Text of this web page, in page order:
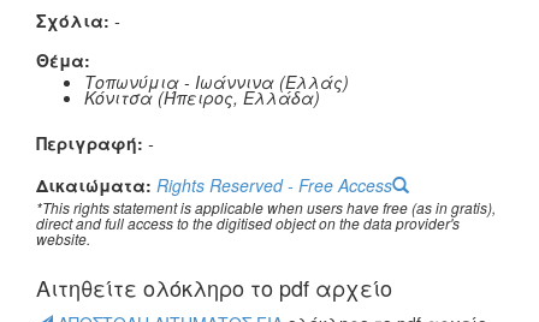
Σχόλια: -
Θέμα:
Τοπωνύμια - Ιωάννινα (Ελλάς)
Κόνιτσα (Ήπειρος, Ελλάδα)
Περιγραφή: -
Δικαιώματα: Rights Reserved - Free Access
*This rights statement is applicable when users have free (as in gratis),
direct and full access to the digitised object on the data provider's
website.
Αιτηθείτε oλόκληρο το pdf αρχείο